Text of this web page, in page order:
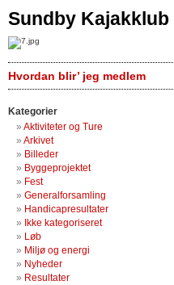
Sundby Kajakklub
Hvordan blir’ jeg medlem
Kategorier
Aktiviteter og Ture
Arkivet
Billeder
Byggeprojektet
Fest
Generalforsamling
Handicapresultater
Ikke kategoriseret
Løb
Miljø og energi
Nyheder
Resultater